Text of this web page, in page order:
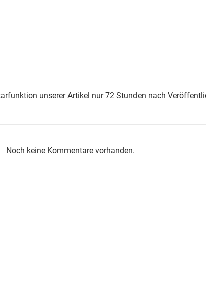
unserer Artikel nur 72 Stunden nach
Noch keine Kommentare vorhanden.